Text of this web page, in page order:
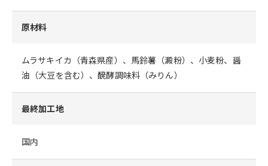
原材料
ムラサキイカ（青森県産）、馬鈴薯（澱粉）、小麦粉、醤
油（大豆を含む）、醗酵調味料（みりん）
最終加工地
国内